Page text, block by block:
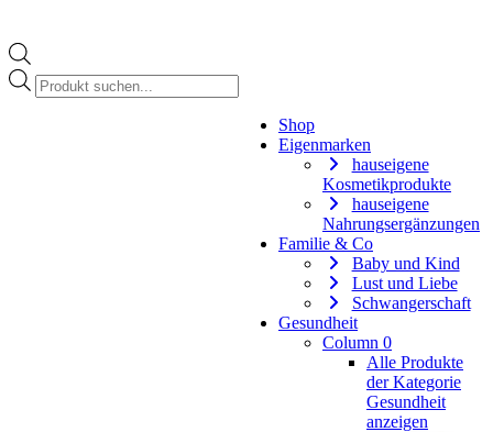
Products
search
Shop
Eigenmarken
hauseigene
Kosmetikprodukte
hauseigene
Nahrungsergänzungen
Familie & Co
Baby und Kind
Lust und Liebe
Schwangerschaft
Gesundheit
Column 0
Alle Produkte
der Kategorie
Gesundheit
anzeigen